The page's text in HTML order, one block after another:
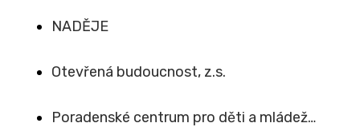
NADĚJE
Otevřená budoucnost, z.s.
Poradenské centrum pro děti a mládež…